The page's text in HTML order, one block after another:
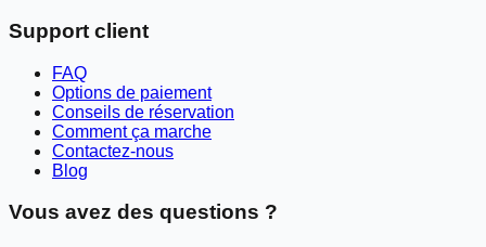
Support client
FAQ
Options de paiement
Conseils de réservation
Comment ça marche
Contactez-nous
Blog
Vous avez des questions ?